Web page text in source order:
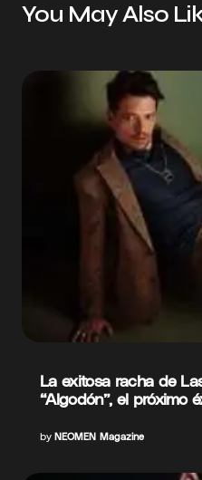
You May Also
La exitosa racha de
“Algodón”, el próximo
by NEOMEN Magazine